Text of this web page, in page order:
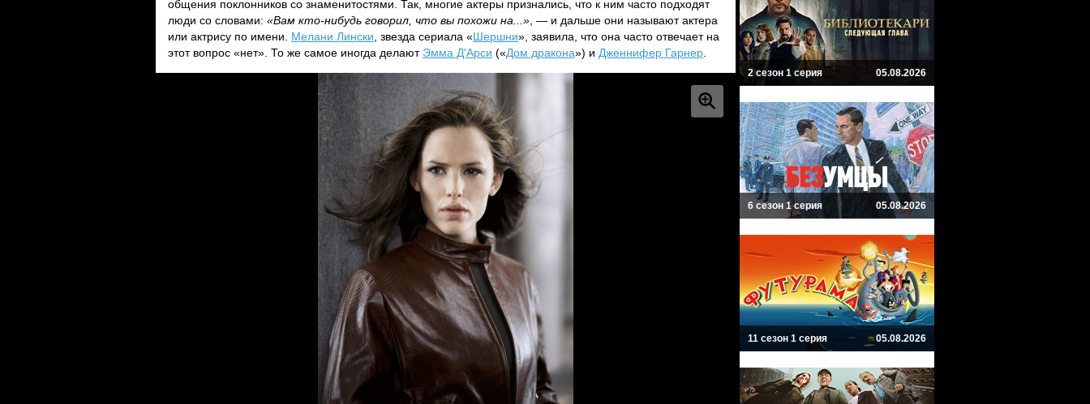
общения поклонников со знаменитостями. Так, многие актеры признались, что к ним часто подходят
люди со словами: «Вам кто-нибудь говорил, что вы похожи на...» , — и дальше они называют актера
или актрису по имени. Мелани Лински , звезда сериала «Шершни», заявила, что она часто отвечает на
этот вопрос «нет». То же самое иногда делают Эмма Д'Арси («Дом дракона») и Дженнифер Гарнер
2 сезон 1 серия 05.08.2026
6 сезон 1 серия 05.08.2026
11 сезон 1 серия 05.08.2026